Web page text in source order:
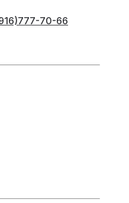
70-66